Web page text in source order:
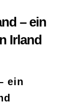
– ein
Irland
ein